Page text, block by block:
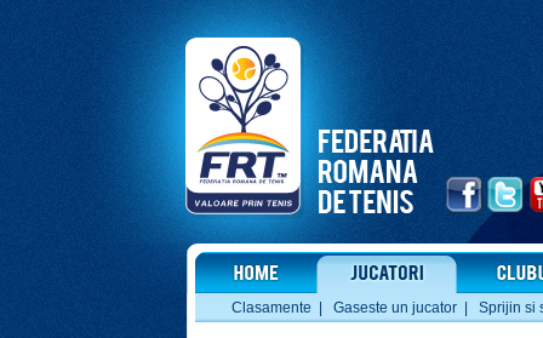
Clasamente Gaseste un jucator Sprijin si